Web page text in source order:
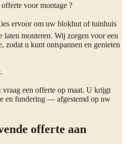
voor montage ?
ervoor om uw blokhut of tuinhuis
laten monteren. Wij zorgen voor een
zodat u kunt ontspannen en genieten
vraag een offerte op maat. U krijgt
en fundering — afgestemd op uw
offerte aan